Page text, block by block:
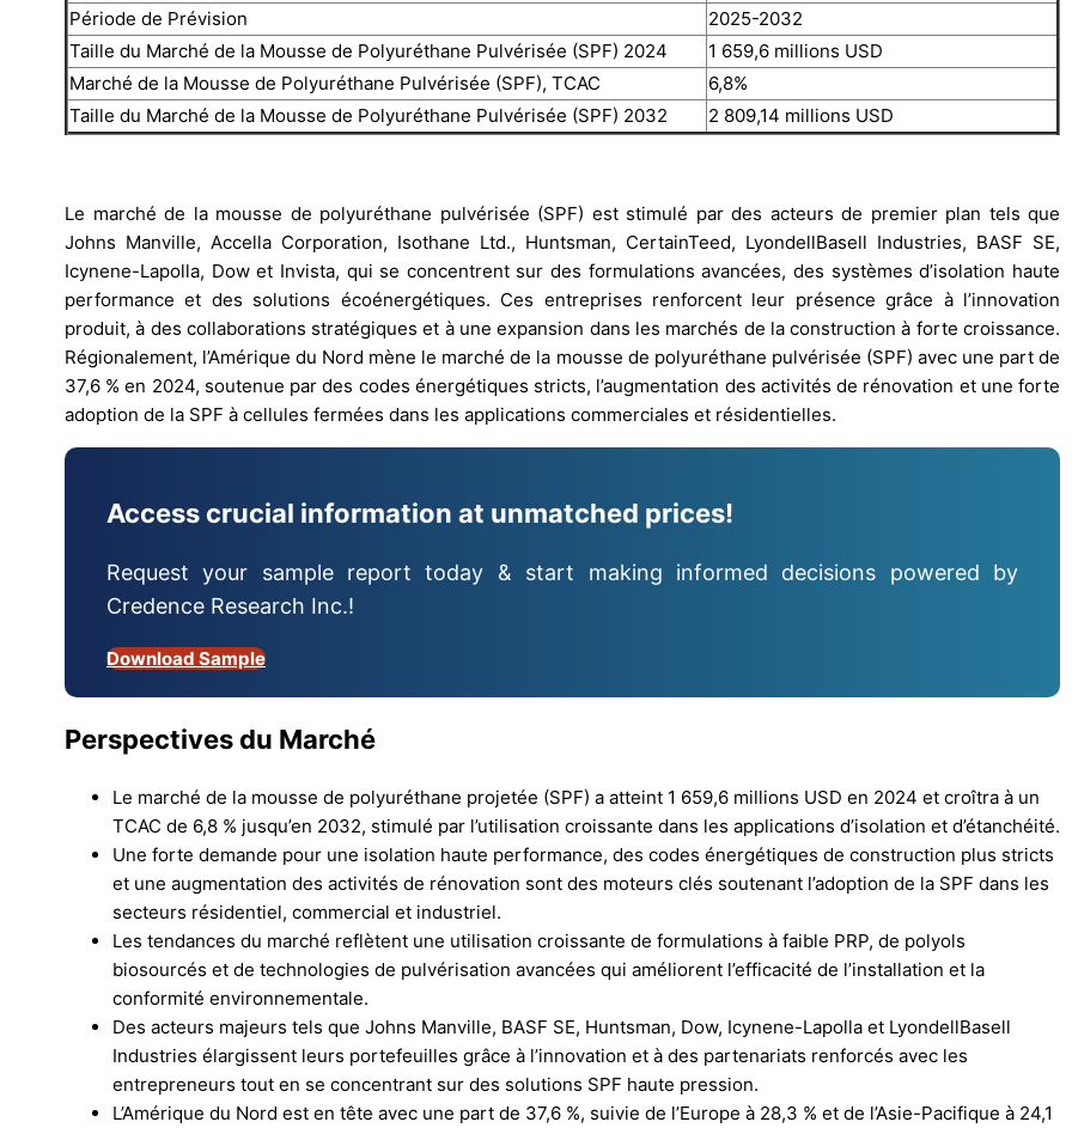
Période de Prévision
2025-2032
Taille du Marché de la Mousse de Polyuréthane Pulvérisée (SPF) 2024
1 659,6 millions USD
Marché de la Mousse de Polyuréthane Pulvérisée (SPF), TCAC
6,8%
Taille du Marché de la Mousse de Polyuréthane Pulvérisée (SPF) 2032
2 809,14 millions USD
Le marché de la mousse de polyuréthane pulvérisée (SPF) est stimulé par des acteurs de premier plan tels que
Johns Manville, Accella Corporation, Isothane Ltd., Huntsman, CertainTeed, LyondellBasell Industries, BASF SE,
Icynene-Lapolla, Dow et Invista, qui se concentrent sur des formulations avancées, des systèmes d’isolation haute
performance et des solutions écoénergétiques. Ces entreprises renforcent leur présence grâce à l’innovation
produit, à des collaborations stratégiques et à une expansion dans les marchés de la construction à forte croissance.
Régionalement, l’Amérique du Nord mène le marché de la mousse de polyuréthane pulvérisée (SPF) avec une part de
37,6 % en 2024, soutenue par des codes énergétiques stricts, l’augmentation des activités de rénovation et une forte
adoption de la SPF à cellules fermées dans les applications commerciales et résidentielles.
Access crucial information at unmatched prices!
Request your sample report today & start making informed decisions powered by
Credence Research Inc.!
Download Sample
Perspectives du Marché
Le marché de la mousse de polyuréthane projetée (SPF) a atteint 1 659,6 millions USD en 2024 et croîtra à un
TCAC de 6,8 % jusqu’en 2032, stimulé par l’utilisation croissante dans les applications d’isolation et d’étanchéité.
Une forte demande pour une isolation haute performance, des codes énergétiques de construction plus stricts
et une augmentation des activités de rénovation sont des moteurs clés soutenant l’adoption de la SPF dans les
secteurs résidentiel, commercial et industriel.
Les tendances du marché reflètent une utilisation croissante de formulations à faible PRP, de polyols
biosourcés et de technologies de pulvérisation avancées qui améliorent l’efficacité de l’installation et la
conformité environnementale.
Des acteurs majeurs tels que Johns Manville, BASF SE, Huntsman, Dow, Icynene-Lapolla et LyondellBasell
Industries élargissent leurs portefeuilles grâce à l’innovation et à des partenariats renforcés avec les
entrepreneurs tout en se concentrant sur des solutions SPF haute pression.
L’Amérique du Nord est en tête avec une part de 37,6 %, suivie de l’Europe à 28,3 % et de l’Asie-Pacifique à 24,1